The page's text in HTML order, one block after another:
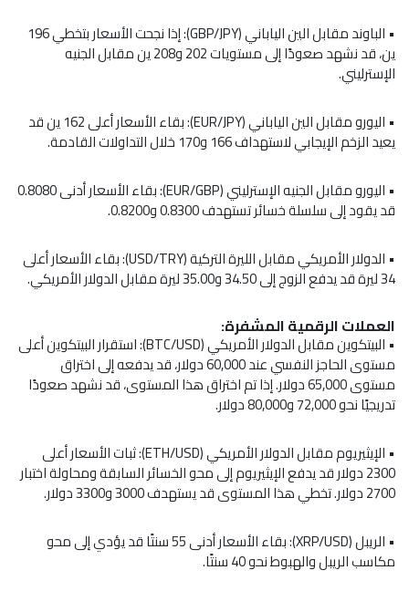
• الباوند مقابل الين الياباني (GBP/JPY ): إذا نجحت الأسعار بتخطي 196
ين، قد نشهد صعودًا إلى مستويات 202 و208 ين مقابل الجنيه
الإسترليني.
• اليورو مقابل الين الياباني (EUR/JPY ): بقاء الأسعار أعلى 162 ين قد
يعيد الزخم الإيجابي لاستهداف 166 و170 خلال التداولات القادمة.
• اليورو مقابل الجنيه الإسترليني (EUR/GBP ): بقاء الأسعار أدنى 0.8080
قد يقود إلى سلسلة خسائر تستهدف 0.8300 و0.8200.
• الدولار الأمريكي مقابل الليرة التركية (USD/TRY): بقاء الأسعار أعلى
34 ليرة قد يدفع الزوج إلى 34.50 و35.00 ليرة مقابل الدولار الأمريكي.
العملات الرقمية المشفرة:
• البيتكوينمقابل الدولار الأمريكي (BTC/USD): استقرار البيتكوين أعلى
مستوى الحاجز النفسي عند 60,000 دولار، قد يدفعه إلى اختراق
مستوى 65,000 دولار. إذا تم اختراق هذا المستوى، قد نشهد صعودًا
تدريجيًا نحو 72,000 و80,000 دولار.
• الإيثيريوم مقابل الدولار الأمريكي (ETH/USD): ثبات الأسعار أعلى
2300 دولار قد يدفع الإيثيريوم إلى محو الخسائر السابقة ومحاولة اختبار
2700 دولار. تخطي هذا المستوى قد يستهدف 3000 و3300 دولار.
• الريبل(
XRP/USD ): بقاء الأسعار أدنى 55 سنتًا قد يؤدي إلى محو
مكاسب الريبل والهبوط نحو 40 سنتًا.